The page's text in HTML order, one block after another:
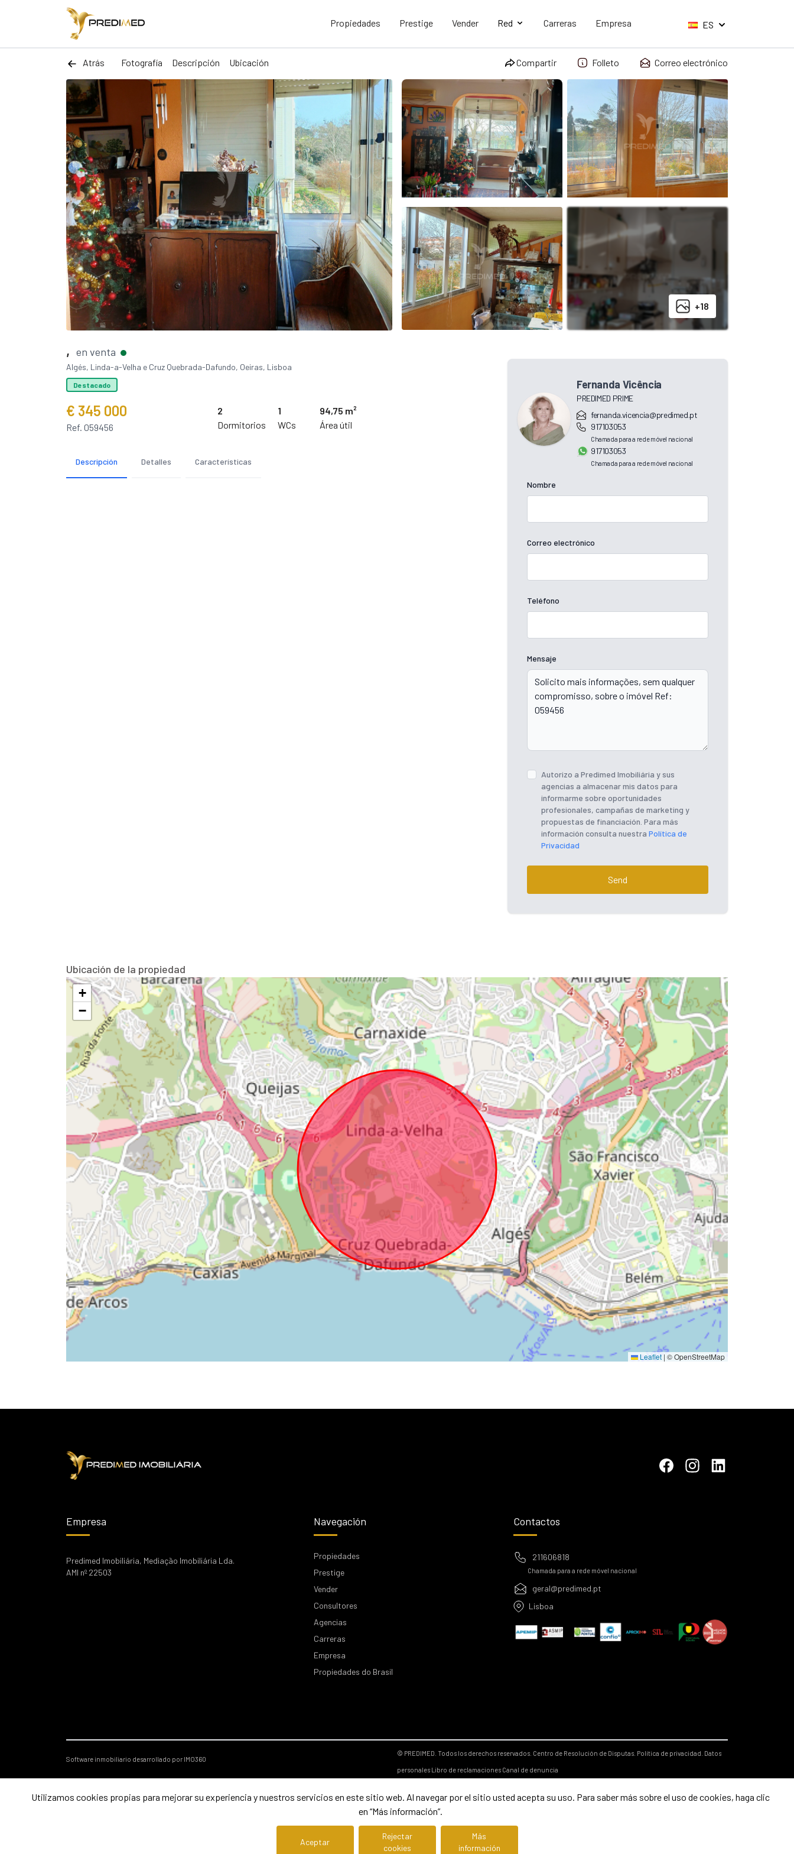
Propiedades Prestige Vender Red Carreras Empresa ES
Atrás Fotografía Descripción Ubicación Compartir Folleto Correo electrónico
+18
, en venta
Algés, Linda-a-Velha e Cruz Quebrada-Dafundo, Oeiras, Lisboa
Destacado
€ 345 000
Ref. 059456
2
Dormitorios
1
WCs
94,75 m²
Área útil
Descripción Detalles Características
Fernanda Vicência
PREDIMED PRIME
fernanda.vicencia@predimed.pt
917103053
Chamada para a rede móvel nacional
917103053
Chamada para a rede móvel nacional
Nombre
Correo electrónico
Teléfono
Mensaje
Autorizo ​​a Predimed Imobiliária y sus
agencias a almacenar mis datos para
informarme sobre oportunidades
profesionales, campañas de marketing y
propuestas de financiación. Para más
información consulta nuestra Política de
Privacidad
Send
Ubicación de la propiedad
+
−
Leaflet | © OpenStreetMap
Empresa
Predimed Imobiliária, Mediação Imobiliária Lda.
AMI nº 22503
Navegación
Propiedades
Prestige
Vender
Consultores
Agencias
Carreras
Empresa
Propiedades do Brasil
Contactos
211606818
Chamada para a rede móvel nacional
geral@predimed.pt
Lisboa
Software inmobiliario desarrollado por IMO360
© PREDIMED. Todos los derechos reservados. Centro de Resolución de Disputas. Política de privacidad. Datos
personalesLibro de reclamaciones Canal de denuncia
Utilizamos cookies propias para mejorar su experiencia y nuestros servicios en este sitio web. Al navegar por el sitio usted acepta su uso. Para saber más sobre el uso de cookies, haga clic
en “Más información”.
Aceptar
Rejectar
cookies
Más
información